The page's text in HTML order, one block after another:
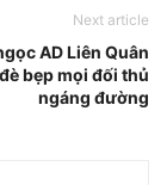
Next article
AD Liên Quân
bẹp mọi đối thủ
ngáng đường